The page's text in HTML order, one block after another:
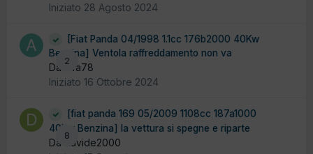
Iniziato 28 Agosto 2024
2
[Fiat Panda 04/1998 1.1cc 176b2000 40Kw
Benzina] Ventola raffreddamento non va
Da alfa78
Iniziato 16 Ottobre 2024
8
[fiat panda 169 05/2009 1108cc 187a1000
40Kw Benzina] la vettura si spegne e riparte
Da davide2000